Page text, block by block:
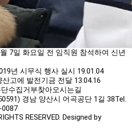
7일 화요일 전 임직원 참석하여 신년
년 시무식 행사 실시 19.01.04
고에 발전기금 전달 13.04.16
수집거부찾아오시는길
경남 양산시 어곡공단 1길 38Tel.
0087
RESERVED. Designed by